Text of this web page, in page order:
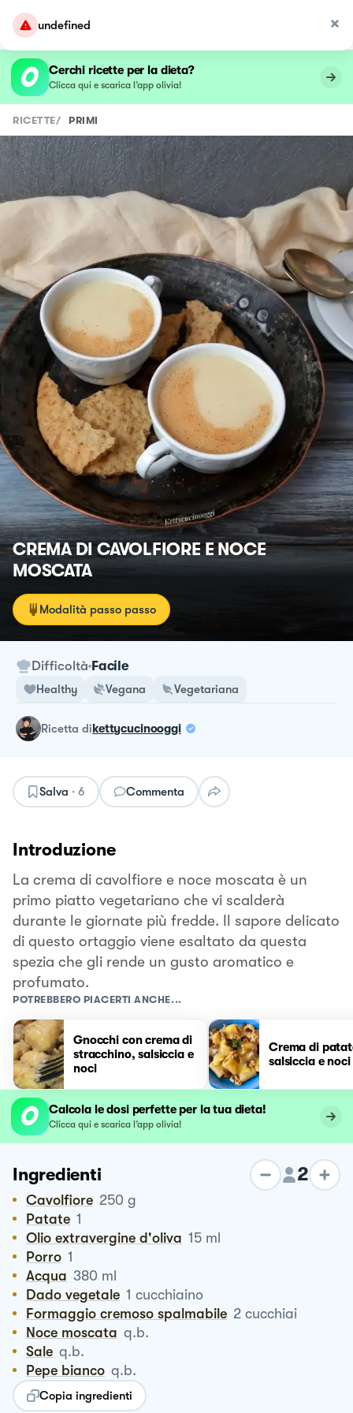
undefined
Cerchi ricette per la dieta?
Clicca qui e scarica l’app olivia!
RICETTE/ PRIMI
CREMA DI CAVOLFIORE E NOCE
MOSCATA
Modalità passo passo
Difficoltà Facile
Healthy Vegana Vegetariana
ricetta dikettycucinooggi
Salva · 6 Commenta
Introduzione
La crema di cavolfiore e noce moscata è un
primo piatto vegetariano che vi scalderà
durante le giornate più fredde. Il sapore delicato
di questo ortaggio viene esaltato da questa
spezia che gli rende un gusto aromatico e
profumato.
POTREBBERO PIACERTI ANCHE...
Gnocchi con crema di
stracchino, salsiccia e
noci
Crema di
salsiccia e noci
Calcola le dosi perfette per la tua dieta!
Clicca qui e scarica l’app olivia!
Ingredienti 2
Cavolfiore 250 g
Patate 1
Olio extravergine d'oliva 15 ml
Porro 1
Acqua 380 ml
Dado vegetale 1 cucchiaino
Formaggio cremoso spalmabile 2 cucchiai
Noce moscata q.b.
Sale q.b.
Pepe bianco q.b.
Copia ingredienti